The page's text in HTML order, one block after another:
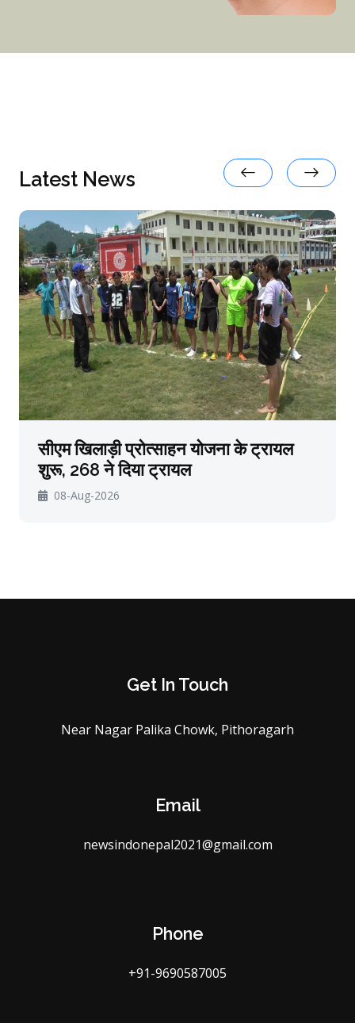
Latest News
सीएम खिलाड़ी प्रोत्साहन योजना के ट्रायल
शुरू, 268 ने दिया ट्रायल
08-Aug-2026
Get In Touch
Near Nagar Palika Chowk, Pithoragarh
Email
newsindonepal2021@gmail.com
Phone
+91-9690587005